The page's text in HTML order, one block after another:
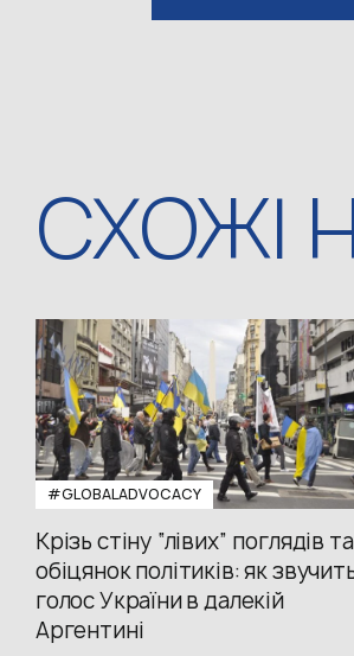
СХОЖІ
#GLOBALADVOCACY
Крізь стіну “лівих” поглядів та
обіцянок політиків: як
голос України в далекій
Аргентині